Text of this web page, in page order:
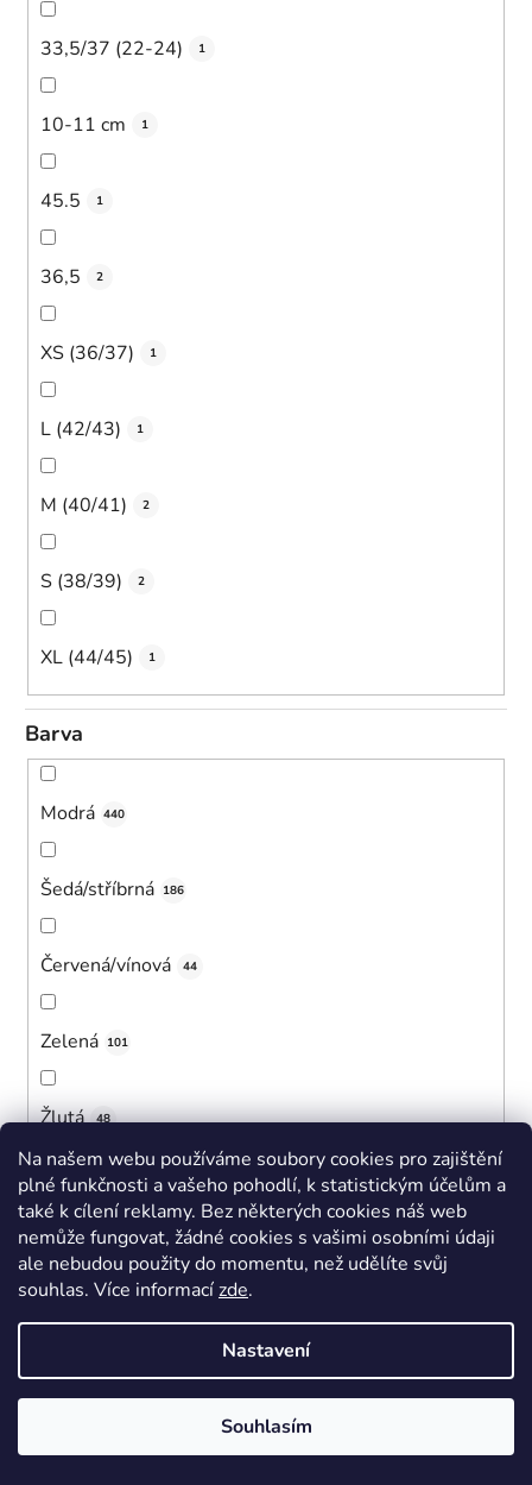
Na našem webu používáme soubory cookies pro zajištění
plné funkčnosti a vašeho pohodlí, k statistickým účelům a
také k cílení reklamy. Bez některých cookies náš web
nemůže fungovat, žádné cookies s vašimi osobními údaji
ale nebudou použity do momentu, než udělíte svůj
souhlas. Více informacízde.
Nastavení
Souhlasím
33,5/37 (22-24) 1
10-11 cm 1
45.5 1
36,5 2
XS (36/37) 1
L (42/43) 1
M (40/41) 2
S (38/39) 2
XL (44/45) 1
Barva
Modrá 440
Šedá/stříbrná 186
Červená/vínová 44
Zelená 101
Žlutá 48
Bílá 38
Černá 380